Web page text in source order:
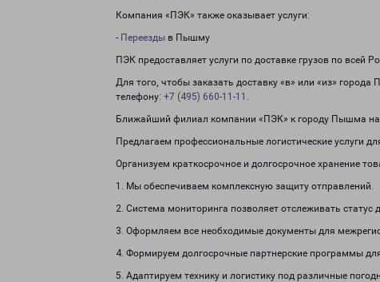
Компания «ПЭК» также оказывает услуги:
- Переезды в Пышму
ПЭК предоставляет услуги по доставке грузов по
Для того, чтобы заказать доставку «в» или «из»
телефону: +7 (495) 660-11-11 .
Ближайший филиал компании «ПЭК» к городу Пышма
Предлагаем профессиональные логистические услуги
Организуем краткосрочное и долгосрочное хранение
1. Мы обеспечиваем комплексную защиту отправлений.
2. Система мониторинга позволяет отслеживать статус
3. Оформляем все необходимые документы для
4. Формируем долгосрочные партнерские программы
5. Адаптируем технику и логистику под различные